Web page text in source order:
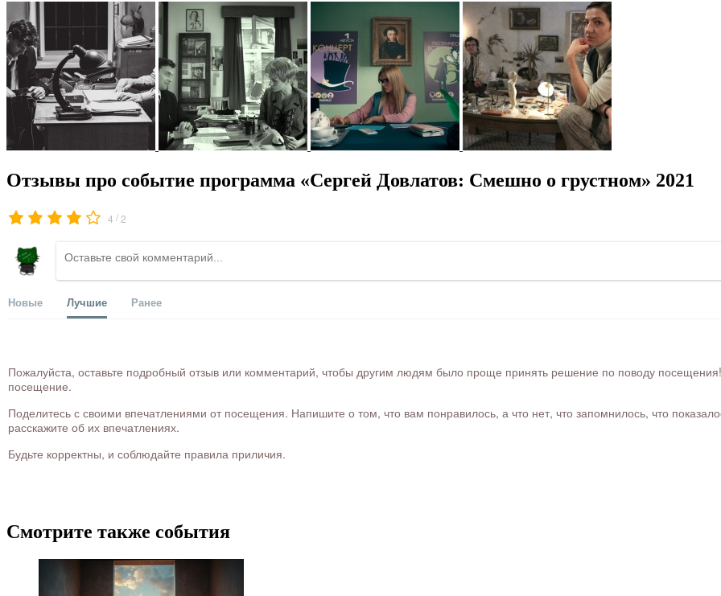
Отзывы про событие программа «Сергей Довлатов: Смешно о грустном» 2021
4 /2
Новые Лучшие Ранее
Пожалуйста, оставьте подробный отзыв или комментарий, чтобы другим людям было проще принять решение по поводу посещения!
посещение.
Поделитесь с своими впечатлениями от посещения. Напишите о том, что вам понравилось, а что нет, что запомнилось, что
расскажите об их впечатлениях.
Будьте корректны, и соблюдайте правила приличия.
Смотрите также события